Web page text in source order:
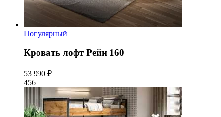
Популярный
Кровать лофт Рейн 160
53 990 ₽
456